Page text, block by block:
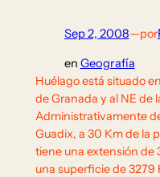
Sep 2, 2008—por
en Geografía
Huélago está situado
de Granada y al NE de
Administrativamente
Guadix, a 30 Km de la
tiene una extensión de
una superficie de 3279